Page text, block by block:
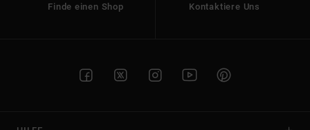
Finde einen Shop Kontaktiere Uns